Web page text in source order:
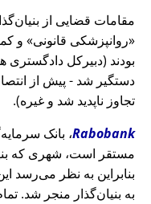
مقامات قضایی از
روانپزشکی قانونی
و
بودند (دبیرکل دادگستری
دستگیر شد - پیش از
تجاوز ناپدید شد و غیره).
Rabobank
مستقر است، شهری که
بنابراین به نظر می‌رسد
به بنیان‌گذار منجر شد.